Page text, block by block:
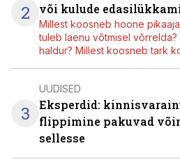
2
või kulude
Millest koosneb hoone
tuleb laenu võtmisel
haldur? Millest koosneb tark
3
UUDISED
Eksperdid:
flippimine pakuvad
sellesse